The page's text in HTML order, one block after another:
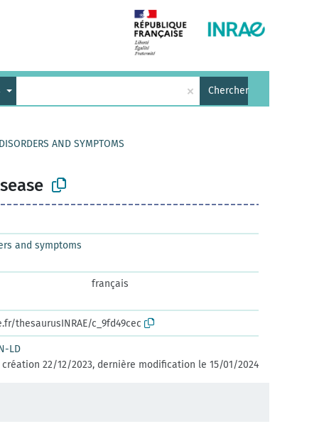
× Chercher
AND SYMPTOMS
and symptoms
français
thesaurusINRAE/c_9fd49cec
LD
création 22/12/2023, dernière modification le 15/01/2024